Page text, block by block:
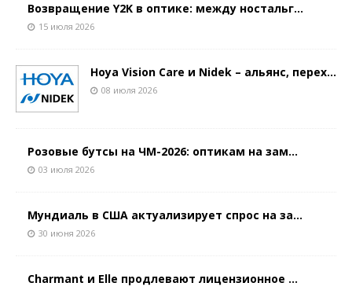
Возвращение Y2K в оптике: между ностальг...
15 июля 2026
Hoya Vision Care и Nidek – альянс, перех...
08 июля 2026
Розовые бутсы на ЧМ-2026: оптикам на зам...
03 июля 2026
Мундиаль в США актуализирует спрос на за...
30 июня 2026
Charmant и Elle продлевают лицензионное ...